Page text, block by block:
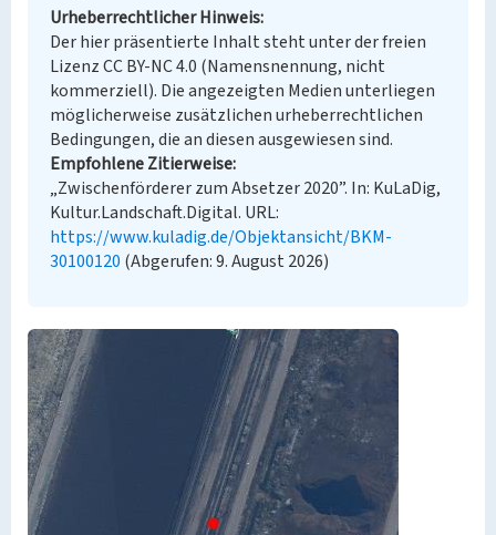
Urheberrechtlicher Hinweis
Der hier präsentierte Inhalt steht unter der freien
Lizenz CC BY-NC 4.0 (Namensnennung, nicht
kommerziell). Die angezeigten Medien unterliegen
möglicherweise zusätzlichen urheberrechtlichen
Bedingungen, die an diesen ausgewiesen sind.
Empfohlene Zitierweise
„Zwischenförderer zum Absetzer 2020”. In: KuLaDig,
Kultur.Landschaft.Digital. URL:
https://www.kuladig.de/Objektansicht/BKM-
30100120 (Abgerufen: 9. August 2026)